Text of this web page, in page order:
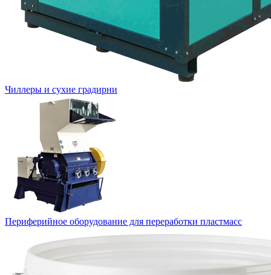
Чиллеры и сухие градирни
Периферийное оборудование для переработки пластмасс